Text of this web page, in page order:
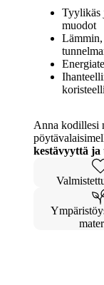
Tyylikäs
muodot
Anna kodillesi
kestävyyttä ja